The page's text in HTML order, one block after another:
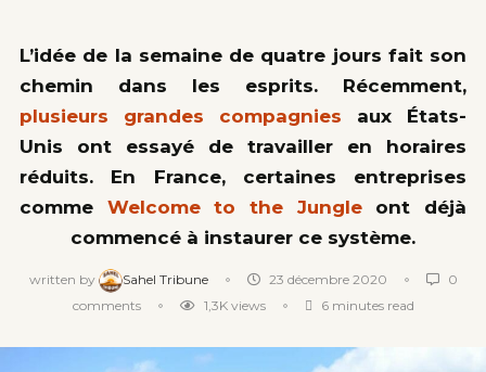
L’idée de la semaine de quatre jours fait son
chemin dans les esprits. Récemment,
plusieurs grandes compagnies aux États-
Unis ont essayé de travailler en horaires
réduits. En France, certaines entreprises
comme Welcome to the Jungleont déjà
commencé à instaurer ce système.
written by Sahel Tribune 23 décembre 2020
0
comments
1,3Kviews 6 minutes read